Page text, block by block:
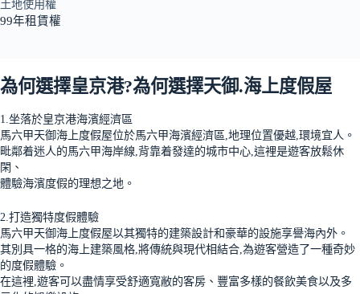
土地使用權
99年租賃權
為何選擇皇京港?為何選擇天御.海上度假屋
1.坐落於皇京港海濱經濟區
馬六甲天御海上度假屋位於馬六甲海濱經濟區,地理位置優越,環境宜人。
毗鄰着迷人的馬六甲海岸線,背靠着發達的城市中心,這裡是遊客放鬆休
閑、
體驗海濱度假的理想之地。
2.打造獨特度假體驗
馬六甲天御海上度假屋以其獨特的建築設計和豪華的設施享譽海內外。
其別具一格的海上建築風格,將傳統與現代相結合,為遊客營造了一種奇妙
的度假體驗。
在這裡,遊客可以盡情享受舒適寬敝的客房、豐富多樣的餐飲美食以及多